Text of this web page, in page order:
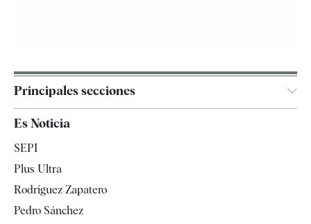
Principales secciones
España
Televisión
Es Noticia
SEPI
Plus Ultra
Rodríguez Zapatero
Pedro Sánchez